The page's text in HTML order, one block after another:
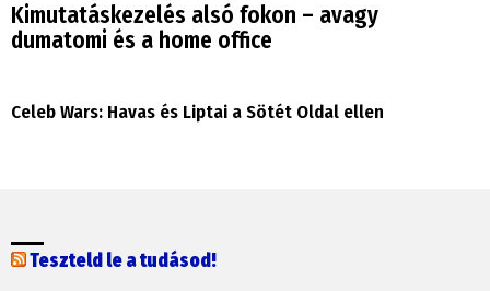
Kimutatáskezelés alsó fokon – avagy
dumatomi és a home office
Celeb Wars: Havas és Liptai a Sötét Oldal ellen
Teszteld le a tudásod!